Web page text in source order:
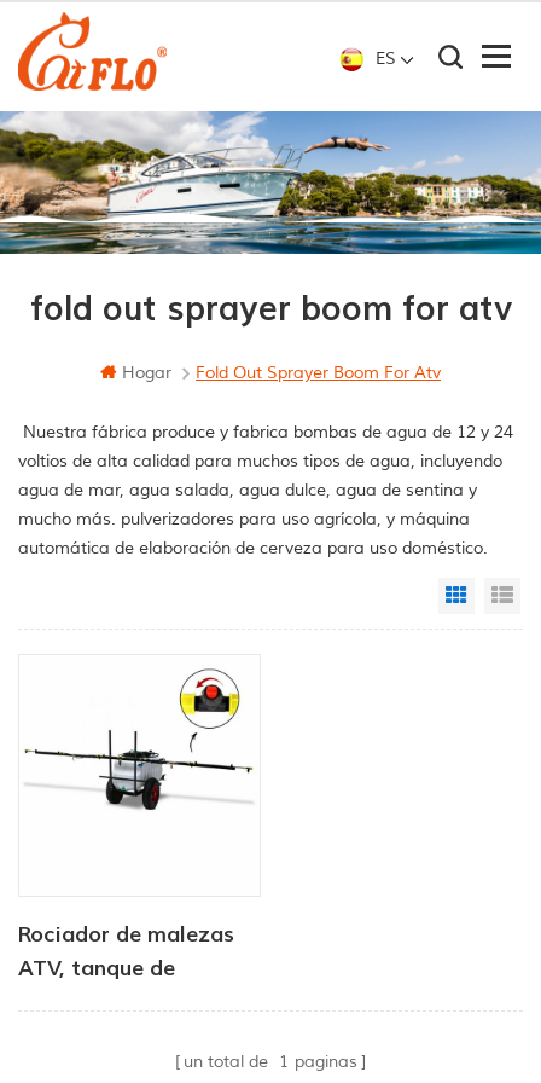
ES
fold out sprayer boom for atv
Hogar Fold Out Sprayer Boom For Atv
Nuestra fábrica produce y fabrica bombas de agua de 12 y 24
voltios de alta calidad para muchos tipos de agua, incluyendo
agua de mar, agua salada, agua dulce, agua de sentina y
mucho más. pulverizadores para uso agrícola, y máquina
automática de elaboración de cerveza para uso doméstico.
Grid
Rociador de malezas
ATV, tanque de
m, pulverizador, pluma
un total de 1 paginas